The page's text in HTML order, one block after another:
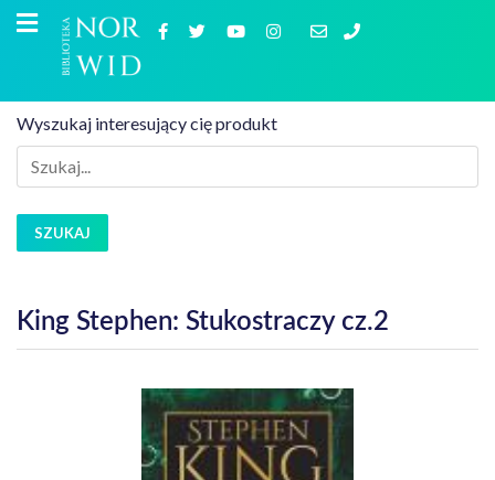
Wyszukaj interesujący cię produkt
SZUKAJ
King Stephen: Stukostraczy cz.2